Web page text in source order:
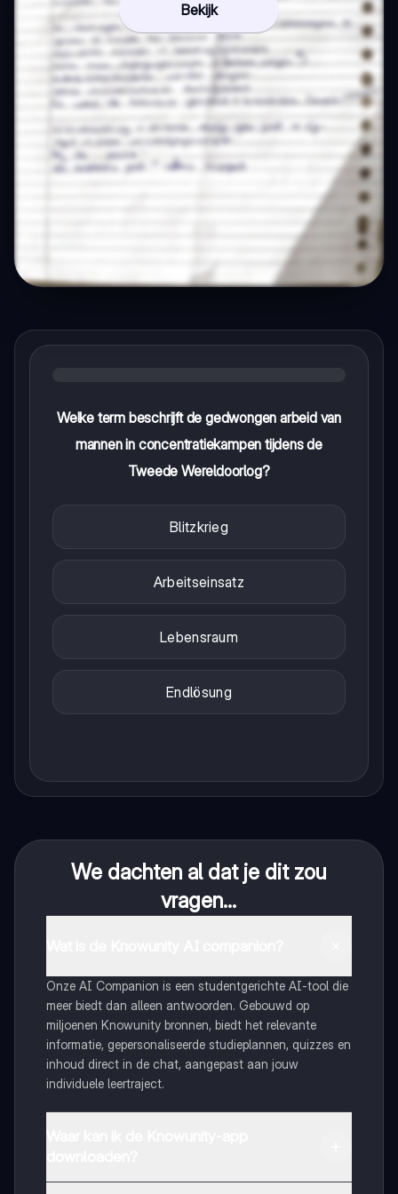
Bekijk
Welke term beschrijft de gedwongen arbeid van
mannen in concentratiekampen tijdens de
Tweede Wereldoorlog?
Blitzkrieg
Arbeitseinsatz
Lebensraum
Endlösung
We dachten al dat je dit zou
vragen...
Onze AI Companion is een studentgerichte AI-tool die
meer biedt dan alleen antwoorden. Gebouwd op
miljoenen Knowunity bronnen, biedt het relevante
informatie, gepersonaliseerde studieplannen, quizzes en
inhoud direct in de chat, aangepast aan jouw
individuele leertraject.